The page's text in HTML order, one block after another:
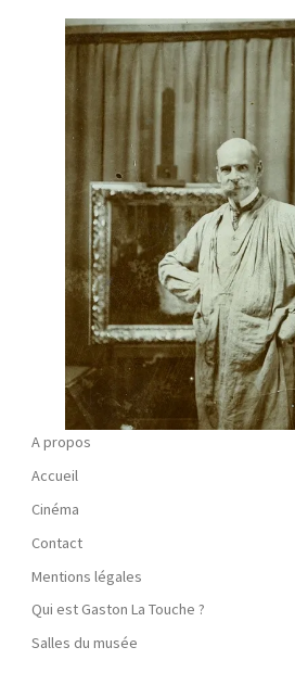
A propos
Accueil
Cinéma
Contact
Mentions légales
Qui est Gaston La Touche ?
Salles du musée